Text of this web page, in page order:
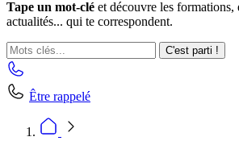
Tape un mot-clé et découvre les formations,
actualités... qui te correspondent.
C'est parti !
Être rappelé